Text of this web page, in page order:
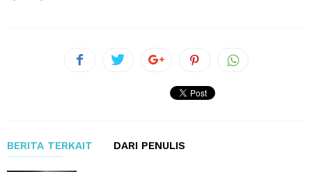
BERITA TERKAIT DARI PENULIS